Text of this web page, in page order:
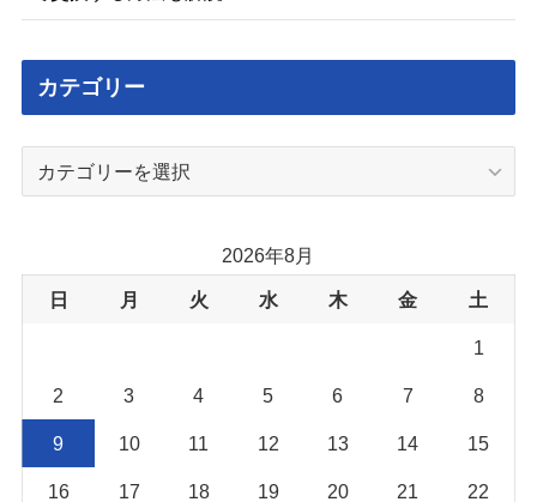
カテゴリー
ー
2026年8月
日 月 火 水 木 金 土
1
2 3 4 5 6 7 8
9 10 11 12 13 14 15
16 17 18 19 20 21 22